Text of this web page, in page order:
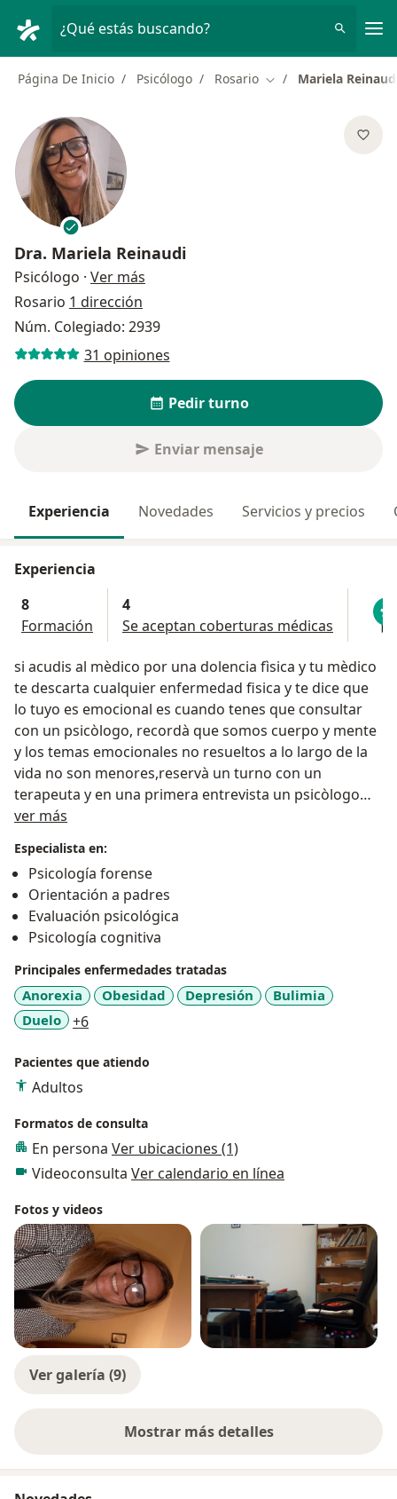
¿Qué estás buscando?
Página De Inicio Psicólogo Rosario Cambiar de ciudad
Mariela
Dra. Mariela Reinaudi
Psicólogo · Ver más
Rosario 1 dirección
Núm. Colegiado: 2939
31 opiniones
Pedir turno
Enviar mensaje
Experiencia Novedades Servicios y precios
Experiencia
8
Formación
4
Se aceptan coberturas médicas
si acudis al mèdico por una dolencia fìsica y tu mèdico
te descarta cualquier enfermedad fisica y te dice que
lo tuyo es emocional es cuando tenes que consultar
con un psicòlogo, recordà que somos cuerpo y mente
y los temas emocionales no resueltos a lo largo de la
vida no son menores,reservà un turno con un
terapeuta y en una primera entrevista un psicòlogo
puede decirte lo que tenès y plantearte un plan de
que puede durar tu terapia.
ver más
Especialista en:
Psicología forense
Orientación a padres
Evaluación psicológica
Psicología cognitiva
Principales enfermedades tratadas
Anorexia Obesidad Depresión
Bulimia
Duelo
+6a11y_sr_more_diseases
Pacientes que atiendo
Adultos
Formatos de consulta
En persona Ver ubicaciones (1)
Videoconsulta Ver calendario en línea
Fotos y videos
Ver galería (9)
Mostrar más detalles
sobre la experiencia